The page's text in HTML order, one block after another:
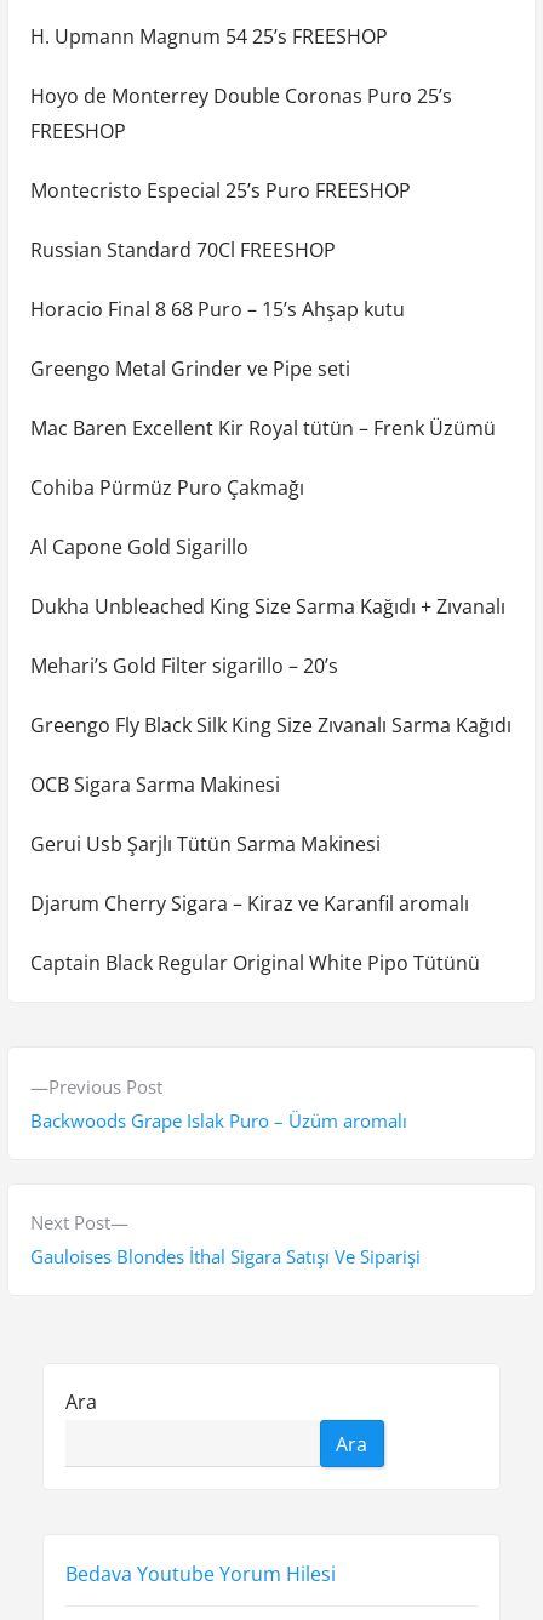
H. Upmann Magnum 54 25’s FREESHOP
Hoyo de Monterrey Double Coronas Puro 25’s
FREESHOP
Montecristo Especial 25’s Puro FREESHOP
Russian Standard 70Cl FREESHOP
Horacio Final 8 68 Puro – 15’s Ahşap kutu
Greengo Metal Grinder ve Pipe seti
Mac Baren Excellent Kir Royal tütün – Frenk Üzümü
Cohiba Pürmüz Puro Çakmağı
Al Capone Gold Sigarillo
Dukha Unbleached King Size Sarma Kağıdı + Zıvanalı
Mehari’s Gold Filter sigarillo – 20’s
Greengo Fly Black Silk King Size Zıvanalı Sarma Kağıdı
OCB Sigara Sarma Makinesi
Gerui Usb Şarjlı Tütün Sarma Makinesi
Djarum Cherry Sigara – Kiraz ve Karanfil aromalı
Captain Black Regular Original White Pipo Tütünü
Previous PostP
r
o
Backwoods Grape Islak Puro – Üzüm aromalı
Next Post
N
e
Gauloises Blondes İthal Sigara Satışı Ve Siparişi
Ara
Ara
Bedava Youtube Yorum Hilesi